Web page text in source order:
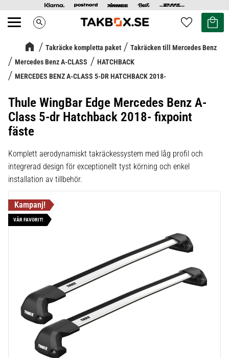
Meny search Favoriter
Kundvagn
Takräcke kompletta paket
Takräcken till Mercedes Benz
Mercedes Benz A-CLASS
HATCHBACK
MERCEDES BENZ A-CLASS 5-DR HATCHBACK 2018-
Thule WingBar Edge Mercedes Benz A-
Class 5-dr Hatchback 2018- fixpoint
fäste
Komplett aerodynamiskt takräckessystem med låg profil och
integrerad design för exceptionellt tyst körning och enkel
installation av tillbehör.
VÅR FAVORIT!